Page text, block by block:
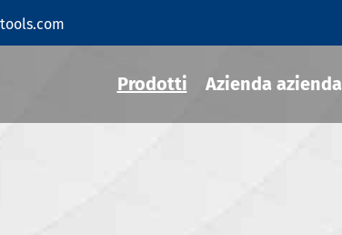
Prodotti Azienda azienda